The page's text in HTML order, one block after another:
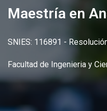
Maestría en
SNIES: 116891 -
Facultad de Ingenieria y